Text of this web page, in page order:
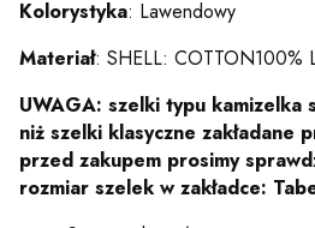
Kolorystyka: Lawendowy
Materiał: SHELL: COTTON100%
UWAGA: szelki typu kamizelka
niż szelki klasyczne zakładane
przed zakupem prosimy
rozmiar szelek w zakładce: